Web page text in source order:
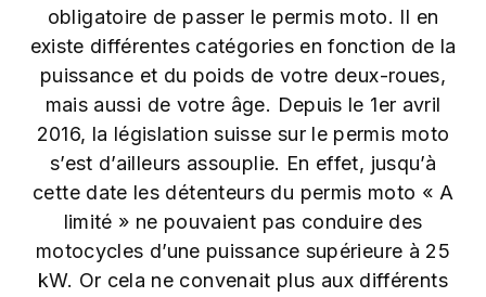
obligatoire de passer le permis moto. Il en
existe différentes catégories en fonction de la
puissance et du poids de votre deux-roues,
mais aussi de votre âge. Depuis le 1er avril
2016, la législation suisse sur le permis moto
s’est d’ailleurs assouplie. En effet, jusqu’à
cette date les détenteurs du permis moto « A
limité » ne pouvaient pas conduire des
motocycles d’une puissance supérieure à 25
kW. Or cela ne convenait plus aux différents